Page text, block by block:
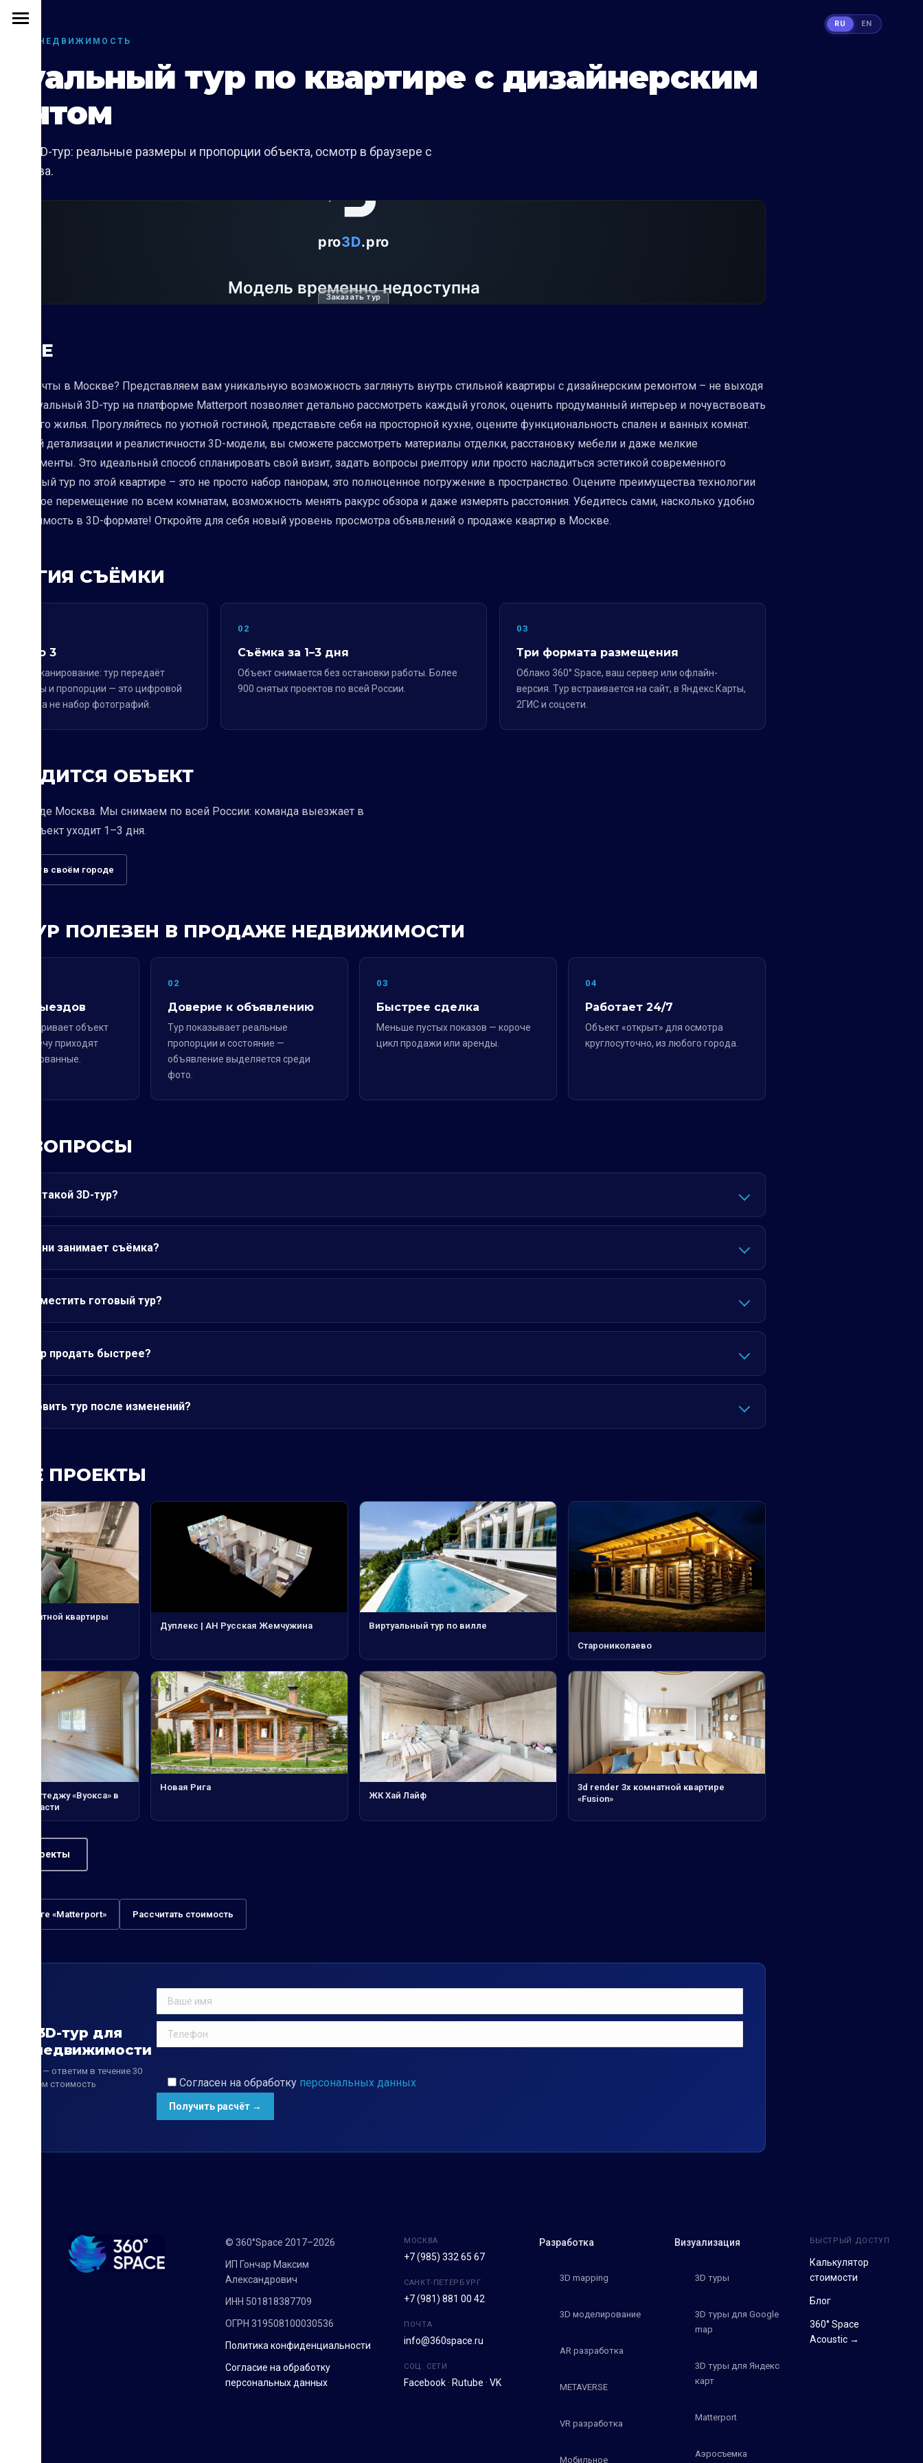
· НЕДВИЖИМОСТЬ
тур по квартире с дизайнерским
3D-тур: реальные размеры и пропорции объекта, осмотр в браузере с
Заказать тур
мечты в Москве? Представляем вам уникальную возможность заглянуть внутрь стильной квартиры с дизайнерским ремонтом – не выходя
виртуальный 3D-тур на платформе Matterport позволяет детально рассмотреть каждый уголок, оценить продуманный интерьер и почувствовать
жилья. Прогуляйтесь по уютной гостиной, представьте себя на просторной кухне, оцените функциональность спален и ванных комнат.
детализации и реалистичности 3D-модели, вы сможете рассмотреть материалы отделки, расстановку мебели и даже мелкие
элементы. Это идеальный способ спланировать свой визит, задать вопросы риелтору или просто насладиться эстетикой современного
тур по этой квартире – это не просто набор панорам, это полноценное погружение в пространство. Оцените преимущества технологии
перемещение по всем комнатам, возможность менять ракурс обзора и даже измерять расстояния. Убедитесь сами, насколько удобно
в 3D-формате! Откройте для себя новый уровень просмотра объявлений о продаже квартир в Москве.
СЪЁМКИ
Pro 3
LiDAR-сканирование: тур передаёт
размеры и пропорции — это цифровой
а не набор фотографий.
02
Съёмка за 1–3 дня
Объект снимается без остановки работы. Более
900 снятых проектов по всей России.
03
Три формата размещения
Облако 360° Space, ваш сервер или офлайн-
версия. Тур встраивается на сайт, в Яндекс.Карты,
2ГИС и соцсети.
ОБЪЕКТ
в городе Москва. Мы снимаем по всей России: команда выезжает в
на объект уходит 1–3 дня.
съёмку в своём городе
ТУР ПОЛЕЗЕН В ПРОДАЖЕ НЕДВИЖИМОСТИ
без выездов
осматривает объект
встречу приходят
02
Доверие к объявлению
Тур показывает реальные
пропорции и состояние —
объявление выделяется среди
фото.
03
Быстрее сделка
Меньше пустых показов — короче
цикл продажи или аренды.
04
Работает 24/7
Объект «открыт» для осмотра
круглосуточно, из любого города.
ВОПРОСЫ
стоит такой 3D-тур?
времени занимает съёмка?
разместить готовый тур?
ли тур продать быстрее?
обновить тур после изменений?
ПРОЕКТЫ
квартиры
Дуплекс | АН Русская Жемчужина
Виртуальный тур по вилле
Старониколаево
по коттеджу «Вуокса» в
области
Новая Рига
ЖК Хай Лайф
3d render 3х комнатной квартире
«Fusion»
все проекты
об услуге «Matterport» Рассчитать стоимость
3D-тур для
недвижимости
контакт — ответим в течение 30
стоимость
Согласен на обработку персональных данных
© 360°Space 2017–2026
ИП Гончар Максим
Александрович
ИНН 501818387709
ОГРН 319508100030536
Политика конфиденциальности
Согласие на обработку
персональных данных
МОСКВА
+7 (985) 332 65 67
САНКТ-ПЕТЕРБУРГ
+7 (981) 881 00 42
ПОЧТА
info@360space.ru
СОЦ. СЕТИ
Facebook· Rutube · VK
Разработка
3D mapping
3D моделирование
AR разработка
METAVERSE
VR разработка
Мобильное
Визуализация
3D туры
3D туры для Google
map
3D туры для Яндекс
карт
Matterport
Аэросъемка
БЫСТРЫЙ ДОСТУП
Калькулятор
стоимости
Блог
360° Space
Acoustic →
RU EN